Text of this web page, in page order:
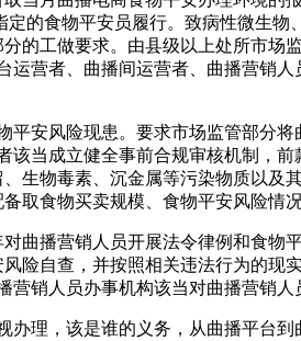
的食物平安员履行。致病性微生
的工做要求。由县级以上处所市
营者、曲播间运营者、曲播营销
安风险现患。要求市场监管部分
当成立健全事前合规审核机制，
生物毒素、沉金属等污染物质以
取食物买卖规模、食物平安风险情
播营销人员开展法令律例和食物
险自查，并按照相关违法行为的
销人员办事机构该当对曲播营销人
，该是谁的义务，从曲播平台到